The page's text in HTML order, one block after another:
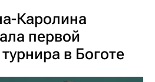
Каролина
первой
в Боготе